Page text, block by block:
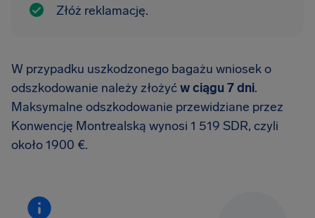
Złóż reklamację.
W przypadku uszkodzonego bagażu wniosek o
odszkodowanie należy złożyćw ciągu 7 dni.
Maksymalne odszkodowanie przewidziane przez
Konwencję Montrealską wynosi 1 519 SDR, czyli
około 1900 €.